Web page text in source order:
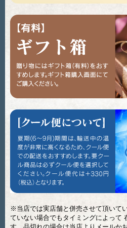
※当店では実店舗と併売させて頂いて
ていない場合でもタイミングによって